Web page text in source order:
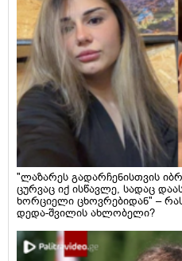
"ლაზარეს გადარჩენისთვის
ცურვაც იქ ისწავლე, სადაც
ხორციელი ცხოვრებიდან" –
დედა-შვილის ახლობელი?